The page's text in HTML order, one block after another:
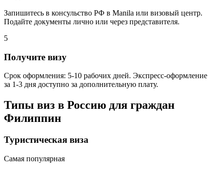
Запишитесь в консульство РФ в Manila или визовый центр.
Подайте документы лично или через представителя.
5
Получите визу
Срок оформления: 5-10 рабочих дней. Экспресс-оформление
за 1-3 дня доступно за дополнительную плату.
Типы виз в Россию для граждан
Филиппин
Туристическая виза
Самая популярная